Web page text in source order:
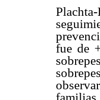
fue de